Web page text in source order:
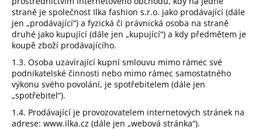
straně je společnost Ilka fashion s.r.o. jako prodávající (dále
jen „prodávající“) a fyzická či právnická osoba na straně
druhé jako kupující (dále jen „kupující“) a kdy předmětem je
koupě zboží prodávajícího.
1.3. Osoba uzavírající kupní smlouvu mimo rámec své
podnikatelské činnosti nebo mimo rámec samostatného
výkonu svého povolání, je spotřebitelem (dále jen
„spotřebitel“).
1.4. Prodávající je provozovatelem internetových stránek na
adrese: www.ilka.cz (dále jen „webová stránka“).
n
a
j
í
t
?